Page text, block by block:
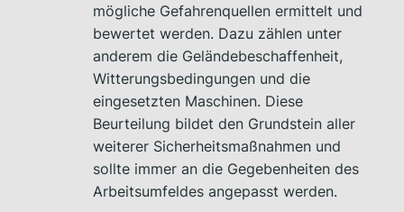
mögliche Gefahrenquellen ermittelt und
bewertet werden. Dazu zählen unter
anderem die Geländebeschaffenheit,
Witterungsbedingungen und die
eingesetzten Maschinen. Diese
Beurteilung bildet den Grundstein aller
weiterer Sicherheitsmaßnahmen und
sollte immer an die Gegebenheiten des
Arbeitsumfeldes angepasst werden.